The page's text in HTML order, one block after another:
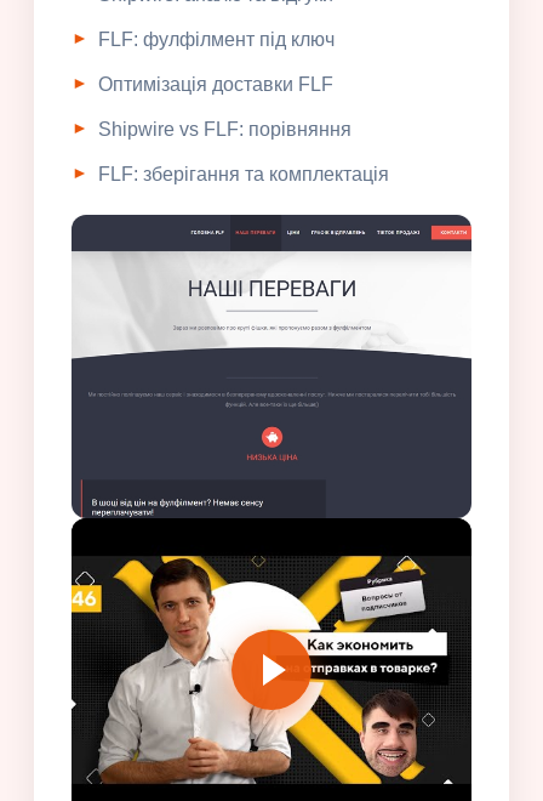
FLF: фулфілмент під ключ
Оптимізація доставки FLF
Shipwire vs FLF: порівняння
FLF: зберігання та комплектація